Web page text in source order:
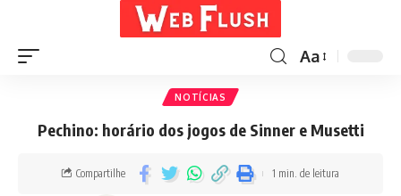
Aa
NOTÍCIAS
Pechino: horário dos jogos de Sinner e Musetti
Compartilhe 1 min. de leitura